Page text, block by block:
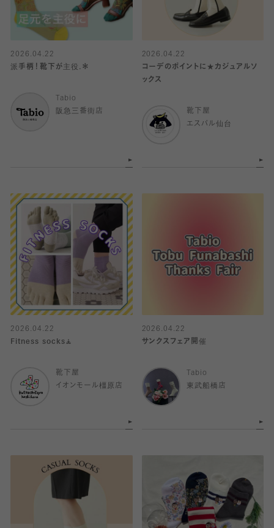
2026.04.22
派手柄！靴下が主役.＊
Tabio
阪急三番街店
2026.04.22
コーデのポイントに★カジュアルソ
ックス
靴下屋
エスパル仙台
2026.04.22
Fitness socks🧘
靴下屋
イオンモール橿原店
2026.04.22
サンクスフェア開催
Tabio
東武船橋店